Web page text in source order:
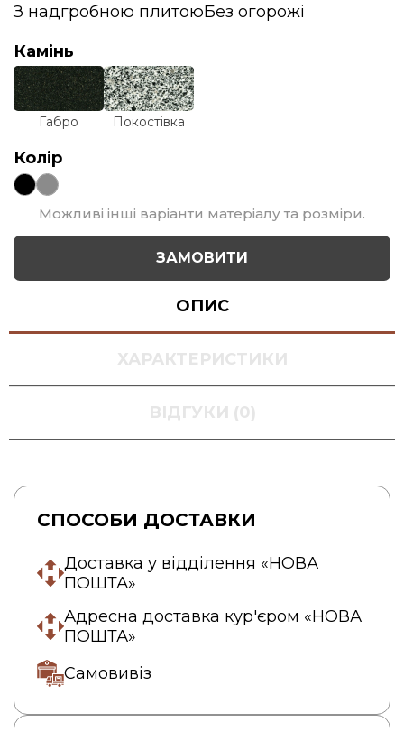
З надгробною плитоюБез огорожі
Камінь
Габро Покостівка
Колір
Можливі інші варіанти матеріалу та розміри.
ЗАМОВИТИ
ОПИС
ХАРАКТЕРИСТИКИ
ВІДГУКИ (0)
СПОСОБИ ДОСТАВКИ
Доставка у відділення «НОВА
ПОШТА»
Адресна доставка кур'єром «НОВА
ПОШТА»
Самовивіз